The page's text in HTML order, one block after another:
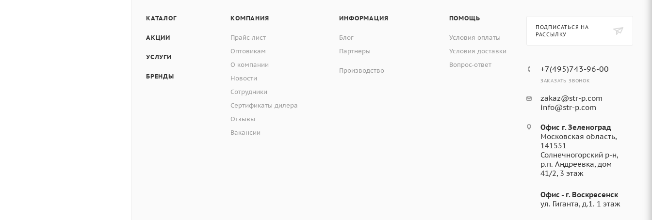
КАТАЛОГ
АКЦИИ
УСЛУГИ
БРЕНДЫ
КОМПАНИЯ
Прайс-лист
Оптовикам
О компании
Новости
Сотрудники
Сертификаты дилера
Отзывы
Вакансии
ИНФОРМАЦИЯ
Блог
Партнеры
Производство
ПОМОЩЬ
Условия оплаты
Условия доставки
Вопрос-ответ
ПОДПИСАТЬСЯ НА
РАССЫЛКУ
+7(495)743-96-00
ЗАКАЗАТЬ ЗВОНОК
zakaz@str-p.com
info@str-p.com
Офис г. Зеленоград
Московская область,
141551
Солнечногорский р-н,
р.п. Андреевка, дом
41/2, 3 этаж
Офис - г. Воскресенск
ул. Гиганта, д.1. 1 этаж